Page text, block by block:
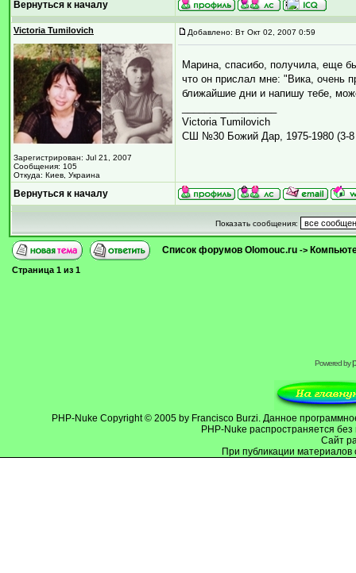
Вернуться к началу
Victoria Tumilovich
Зарегистрирован: Jul 21, 2007
Сообщения: 105
Откуда: Киев, Украина
Добавлено: Вт Окт 02, 2007 0:59
Марина, спасибо, получила, еще
что он прислал мне: "Вика, очень
ближайшие дни и напишу тебе,
Victoria Tumilovich
СШ №30 Божий Дар, 1975-1980 (3-8
Вернуться к началу
Показать сообщения:
Список форумов Olomouc.ru ->
Страница 1 из 1
Powered by
PHP-Nuke Copyright © 2005 by Francisco Burzi. Данное
PHP-Nuke распространяется
Cайт
При публикации